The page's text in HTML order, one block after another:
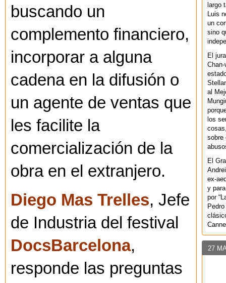
buscando un
complemento financiero,
incorporar a alguna
cadena en la difusión o
un agente de ventas que
les facilite la
comercialización de la
obra en el extranjero.
Diego Mas Trelles, Jefe
de Industria del festival
DocsBarcelona,
responde las preguntas
largo
Luis
un
sino
El
al
los
sobre
El
ex-
y
por
27